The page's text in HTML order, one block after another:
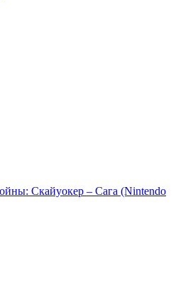
Скайуокер – Сага (Nintendo